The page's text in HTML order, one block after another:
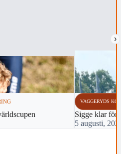
›
VAGGERYDS
Sigge klar för
5 augusti,